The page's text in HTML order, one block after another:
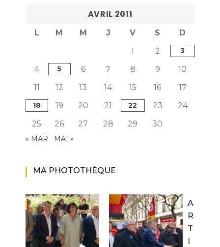
AVRIL 2011
L M M J V S
D
1
2 3
4 5 6 7 8 9
10
11
12 13 14 15 16 17
18 19 20 21 22 23
24
25
26 27 28 29 30
« MAR MAI »
MA PHOTOTHÈQUE
A
R
T